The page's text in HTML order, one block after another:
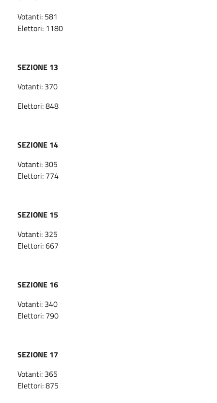
Votanti: 581
Elettori: 1180
SEZIONE 13
Votanti: 370
Elettori: 848
SEZIONE 14
Votanti: 305
Elettori: 774
SEZIONE 15
Votanti: 325
Elettori: 667
SEZIONE 16
Votanti: 340
Elettori: 790
SEZIONE 17
Votanti: 365
Elettori: 875